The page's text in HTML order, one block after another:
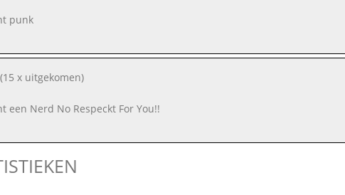
punk
x uitgekomen)
een Nerd No Respeckt For You!!